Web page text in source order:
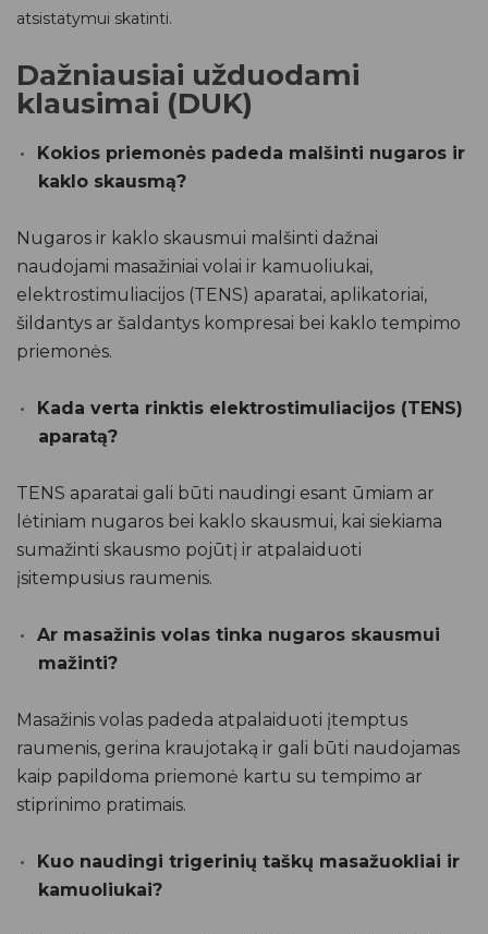
atsistatymui skatinti.
Dažniausiai užduodami
klausimai (DUK)
Kokios priemonės padeda malšinti nugaros ir
kaklo skausmą?
Nugaros ir kaklo skausmui malšinti dažnai
naudojami masažiniai volai ir kamuoliukai,
elektrostimuliacijos (TENS) aparatai, aplikatoriai,
šildantys ar šaldantys kompresai bei kaklo tempimo
priemonės.
Kada verta rinktis elektrostimuliacijos (TENS)
aparatą?
TENS aparatai gali būti naudingi esant ūmiam ar
lėtiniam nugaros bei kaklo skausmui, kai siekiama
sumažinti skausmo pojūtį ir atpalaiduoti
įsitempusius raumenis.
Ar masažinis volas tinka nugaros skausmui
mažinti?
Masažinis volas padeda atpalaiduoti įtemptus
raumenis, gerina kraujotaką ir gali būti naudojamas
kaip papildoma priemonė kartu su tempimo ar
stiprinimo pratimais.
Kuo naudingi trigerinių taškų masažuokliai ir
kamuoliukai?